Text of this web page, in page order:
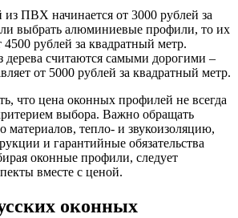
ПВХ начинается от 3000 рублей за
выбрать алюминиевые профили, то их
рублей за квадратный метр.
считаются самыми дорогими –
от 5000 рублей за квадратный метр.
что цена оконных профилей не всегда
выбора. Важно обращать
материалов, тепло- и звукоизоляцию,
и гарантийные обязательства
оконные профили, следует
вместе с ценой.
оконных